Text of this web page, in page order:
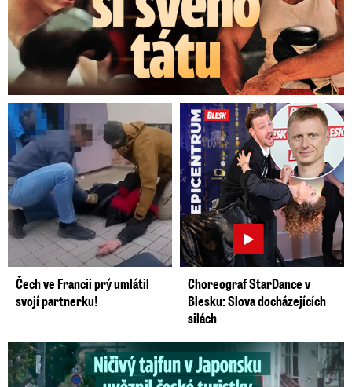
Čech ve Francii prý umlátil
svojí partnerku!
Choreograf StarDance v
Blesku: Slova docházejících
silách
Ničivý tajfun uvěznil české turistky: Šokující zpověď